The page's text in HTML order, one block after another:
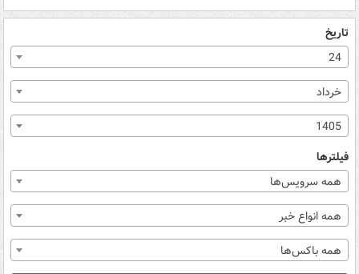
تاریخ
24
خرداد
1405
فیلترها
همه سرویس‌ها
همه انواع خبر
همه باکس‌ها